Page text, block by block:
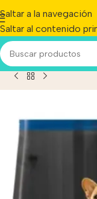
Saltar a la navegación
Saltar al contenido
/Pro Plan Active